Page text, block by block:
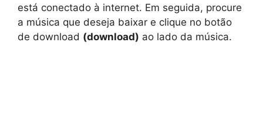
está conectado à internet. Em seguida, procure
a música que deseja baixar e clique no botão
de download (download) ao lado da música.